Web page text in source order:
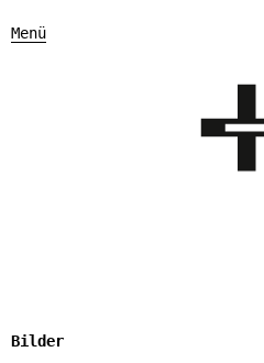
Menü
Bilder